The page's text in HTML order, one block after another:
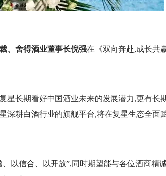
、舍得酒业董事长倪强在《双向奔赴,成长共赢
星长期看好中国酒业未来的发展潜力,更有长
深耕白酒行业的旗舰平台,将在复星生态全面
以信合、以开放”,同时期望能与各位酒商精